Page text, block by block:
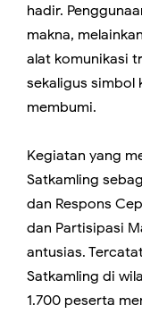
hadir.
makna,
alat komunikasi
sekaligus simbol
membumi.
​Kegiatan yang
Satkamling
dan Respons
dan Partisipasi
antusias.
Satkamling di
1.700 peserta